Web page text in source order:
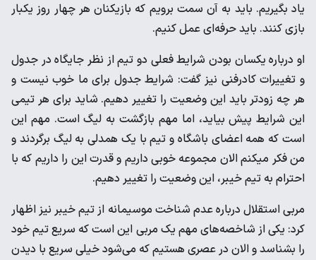
یاد بگیریم. باید به آن سمت برویم که بازیکنان هر چهار روز یکبار
بازی کنند. باید حرفه‌ای عمل کنیم.
او درباره یکسان بودن شرایط فعلی دو تیم از نظر جایگاه در جدول
و تغییرات کادرفنی نیز گفت: شرایط جدول برای ما خوب نیست و
هر چه زودتر باید این وضعیت را تغییر دهیم. شاید برای هر تیمی
این شرایط پیش بیاید، اما مهم بازگشت به لیگ است. مهم این
است که همه اعضای باشگاه و تیم با یک همدلی به لیگ برگردند و
من فکر میکنم الان مجموعه خوبی داریم و قدرت این را داریم که با
احترام به تیم خیبر، این وضعیت را تغییر دهیم.
مربی استقلال درباره عدم شناخت موسیمانه از تیم خیبر نیز اظهار
کرد: یکی از شاخصه‌های مهم یک مربی این است که سریع تیم خود
را بشناسد و الان در عصری هستیم که می‌شود خیلی سریع با دیدن